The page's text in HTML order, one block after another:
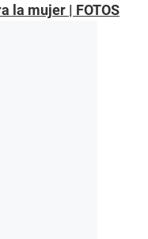
la mujer | FOTOS